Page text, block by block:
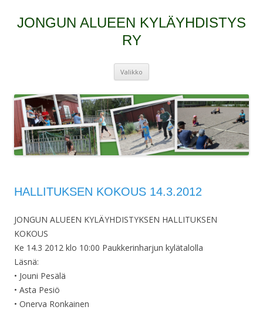
JONGUN ALUEEN KYLÄYHDISTYS
RY
Valikko
HALLITUKSEN KOKOUS 14.3.2012
JONGUN ALUEEN KYLÄYHDISTYKSEN HALLITUKSEN
KOKOUS
Ke 14.3 2012 klo 10:00 Paukkerinharjun kylätalolla
Läsnä:
• Jouni Pesälä
• Asta Pesiö
• Onerva Ronkainen